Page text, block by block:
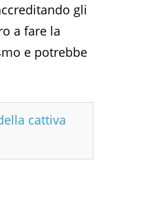
gli
a fare la
e potrebbe
cattiva